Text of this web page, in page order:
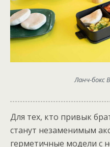
Ланч-бокс
Для тех, кто привык
станут незаменимым
герметичные модели с